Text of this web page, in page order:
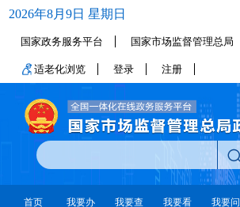
2026年8月9日 星期日
国家政务服务平台 国家市场监督管理总局
适老化浏览 登录 注册
首页 我要办 我要查 我要看 我要问